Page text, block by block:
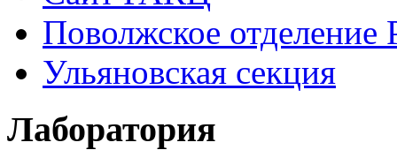
Поволжское
Ульяновская секция
Лаборатория